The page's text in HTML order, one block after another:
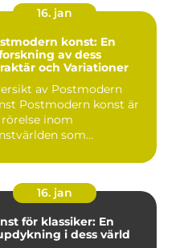
16. jan
konst: En
av dess
och Variationer
av Postmodern
konst är
inom
som
16. jan
för klassiker: En
i dess värld